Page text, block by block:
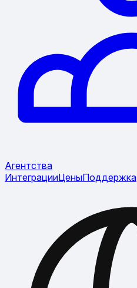
Агентства
ИнтеграцииЦеныПоддержка